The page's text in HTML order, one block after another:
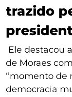
trazido
Ele destacou
de Moraes
“momento de
democracia